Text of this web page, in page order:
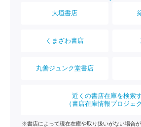
大垣書店
くまざわ書店
丸善ジュンク堂書店
近くの書店在庫を検索
（書店在庫情報プロジェ
※書店によって現在在庫や取り扱いがない場合